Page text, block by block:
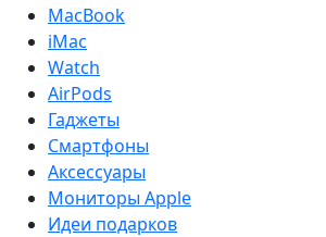
MacBook
iMac
Watch
AirPods
Гаджеты
Смартфоны
Аксессуары
Мониторы Apple
Идеи подарков